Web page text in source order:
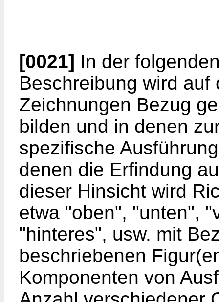
[0021] In der
Beschreibung wird auf
Zeichnungen Bezug
bilden und in denen
spezifische
denen die Erfindung
dieser Hinsicht wird
etwa "oben", "unten",
"hinteres", usw. mit
beschriebenen
Komponenten von